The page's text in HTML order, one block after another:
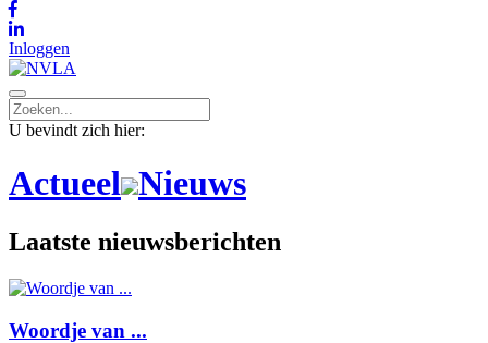
Inloggen
U bevindt zich hier:
Actueel Nieuws
Laatste nieuwsberichten
Woordje van ...